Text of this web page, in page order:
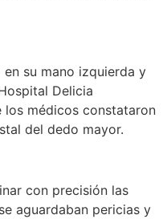
su mano izquierda y
Delicia
los médicos constataron
del dedo mayor.
con precisión las
aguardaban pericias y